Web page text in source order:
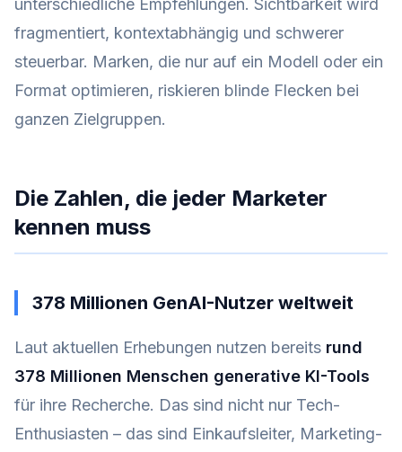
unterschiedliche Empfehlungen. Sichtbarkeit wird
fragmentiert, kontextabhängig und schwerer
steuerbar. Marken, die nur auf ein Modell oder ein
Format optimieren, riskieren blinde Flecken bei
ganzen Zielgruppen.
Die Zahlen, die jeder Marketer
kennen muss
378 Millionen GenAI-Nutzer weltweit
Laut aktuellen Erhebungen nutzen bereits rund
378 Millionen Menschen generative KI-Tools
für ihre Recherche. Das sind nicht nur Tech-
Enthusiasten – das sind Einkaufsleiter, Marketing-